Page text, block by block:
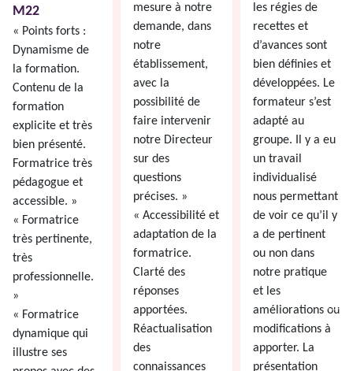
M22
« Points forts :
Dynamisme de
la formation.
Contenu de la
formation
explicite et très
bien présenté.
Formatrice très
pédagogue et
accessible. »
« Formatrice
très pertinente,
très
professionnelle.
»
« Formatrice
dynamique qui
illustre ses
mesure à notre
demande, dans
notre
établissement,
avec la
possibilité de
faire intervenir
notre Directeur
sur des
questions
précises. »
« Accessibilité et
adaptation de la
formatrice.
Clarté des
réponses
apportées.
Réactualisation
des
connaissances
les régies de
recettes et
d’avances sont
bien définies et
développées. Le
formateur s’est
adapté au
groupe. Il y a eu
un travail
individualisé
nous permettant
de voir ce qu’il y
a de pertinent
ou non dans
notre pratique
et les
améliorations ou
modifications à
apporter. La
présentation